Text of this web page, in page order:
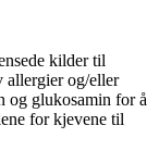
kilder til
allergier og/eller
og glukosamin for å
for kjevene til